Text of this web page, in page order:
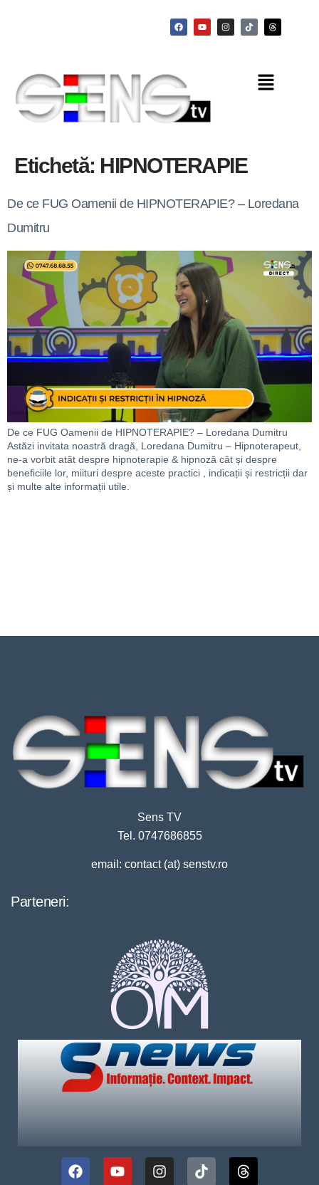
Etichetă: HIPNOTERAPIE
De ce FUG Oamenii de HIPNOTERAPIE? – Loredana
Dumitru
De ce FUG Oamenii de HIPNOTERAPIE? – Loredana Dumitru
Astăzi invitata noastră dragă, Loredana Dumitru – Hipnoterapeut,
ne-a vorbit atât despre hipnoterapie & hipnoză cât și despre
beneficiile lor, miituri despre aceste practici , indicații și restricții dar
și multe alte informații utile.
Sens TV
Tel. 0747686855
email: contact (at) senstv.ro
Parteneri: